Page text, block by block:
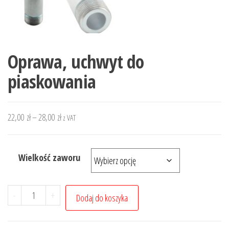
Oprawa, uchwyt do
piaskowania
22,00 zł–28,00 złZakres
22,00 zł
28,00 zł
z VAT
Wielkość zaworu
-
ilość
Oprawa,
+ Dodaj do koszyka